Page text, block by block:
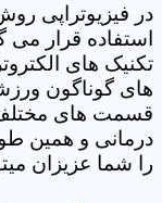
در فیزیوتراپی
استفاده قرار می
تکنیک های
های گوناگون
قسمت های
درمانی و همین
را شما عزیزان